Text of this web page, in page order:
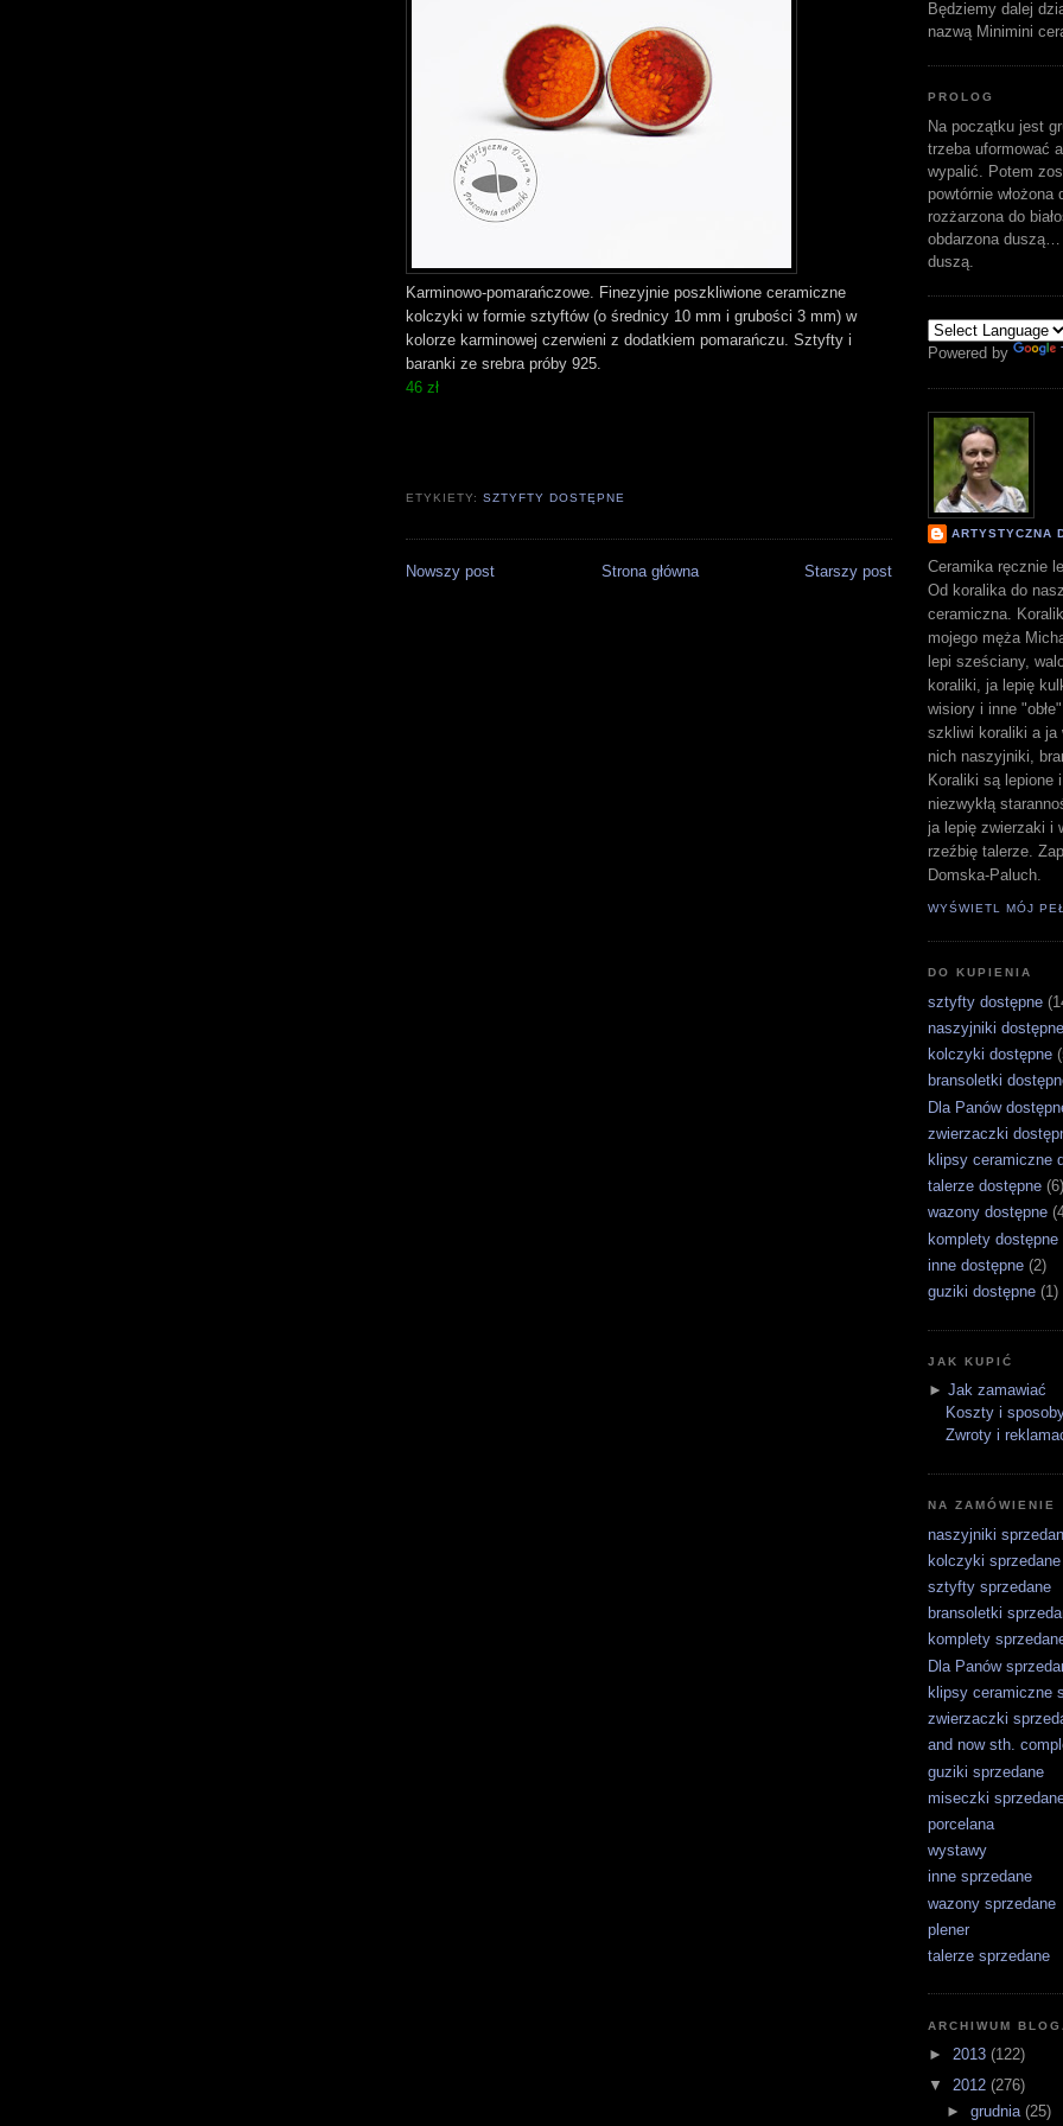
Karminowo-pomarańczowe. Finezyjnie poszkliwione ceramiczne
kolczyki w formie sztyftów (o średnicy 10 mm i grubości 3 mm) w
kolorze karminowej czerwieni z dodatkiem pomarańczu. Sztyfty i
baranki ze srebra próby 925.
46 zł
ETYKIETY:SZTYFTY DOSTĘPNE
Nowszy post Starszy post
Strona główna
Będziemy dalej
nazwą Minimini
PROLOG
Na początku jest
trzeba uformować
wypalić. Potem
powtórnie włożona
rozżarzona do
obdarzona
duszą.
Powered by
ARTYSTYCZNA
Ceramika ręcznie
Od koralika do
ceramiczna.
mojego męża
lepi sześciany,
koraliki, ja lepię
wisiory i inne
szkliwi koraliki a ja
nich naszyjniki,
Koraliki są lepione
niezwykłą
ja lepię zwierzaki i
rzeźbię talerze.
Domska-Paluch.
WYŚWIETL MÓJ
DO KUPIENIA
sztyfty dostępne
naszyjniki dostępne
kolczyki dostępne
bransoletki
Dla Panów
zwierzaczki
klipsy ceramiczne
talerze dostępne (6)
wazony dostępne
komplety dostępne
inne dostępne (2)
guziki dostępne (1)
JAK KUPIĆ
► Jak zamawiać
Koszty i
Zwroty i
NA ZAMÓWIENIE
naszyjniki
kolczyki sprzedane
sztyfty sprzedane
bransoletki
komplety
Dla Panów
klipsy ceramiczne
zwierzaczki
and now sth.
guziki sprzedane
miseczki
porcelana
wystawy
inne sprzedane
wazony sprzedane
plener
talerze sprzedane
ARCHIWUM
► 2013 (122)
▼ 2012 (276)
►grudnia(25)